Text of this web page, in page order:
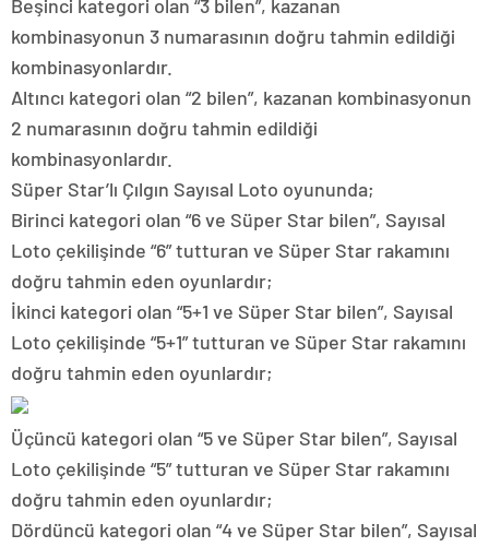
Beşinci kategori olan “3 bilen”, kazanan
kombinasyonun 3 numarasının doğru tahmin edildiği
kombinasyonlardır.
Altıncı kategori olan “2 bilen”, kazanan kombinasyonun
2 numarasının doğru tahmin edildiği
kombinasyonlardır.
Süper Star’lı Çılgın Sayısal Loto oyununda;
Birinci kategori olan “6 ve Süper Star bilen”, Sayısal
Loto çekilişinde “6” tutturan ve Süper Star rakamını
doğru tahmin eden oyunlardır;
İkinci kategori olan “5+1 ve Süper Star bilen”, Sayısal
Loto çekilişinde “5+1” tutturan ve Süper Star rakamını
doğru tahmin eden oyunlardır;
Üçüncü kategori olan “5 ve Süper Star bilen”, Sayısal
Loto çekilişinde “5” tutturan ve Süper Star rakamını
doğru tahmin eden oyunlardır;
Dördüncü kategori olan “4 ve Süper Star bilen”, Sayısal